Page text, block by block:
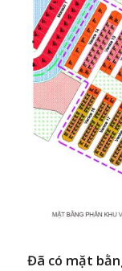
Đã có mặt